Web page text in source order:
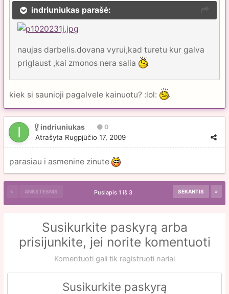
indriuniukas parašė:
naujas darbelis.dovana vyrui,kad turetu kur galva
priglaust ,kai zmonos nera salia
kiek si saunioji pagalvele kainuotu? :lol:
indriuniukas 0
Atrašyta Rugpjūčio 17, 2009
parasiau i asmenine zinute
ANKSTESNIS SEKANTIS
Puslapis 1 iš 3
Susikurkite paskyrą arba
prisijunkite, jei norite komentuoti
Komentuoti gali tik registruoti nariai
Susikurkite paskyrą